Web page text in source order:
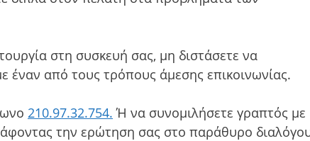
στη συσκευή σας, μη διστάσετε να
έναν από τους τρόπους άμεσης επικοινωνίας.
210.97.32.754. Ή να συνομιλήσετε γραπτός με
την ερώτηση σας στο παράθυρο